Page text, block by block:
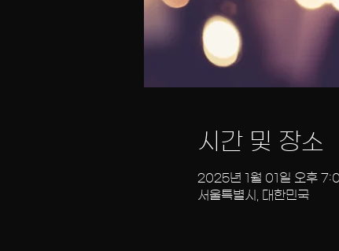
시간 및 장소
2025년 1월 01일 오후
서울특별시, 대한민국